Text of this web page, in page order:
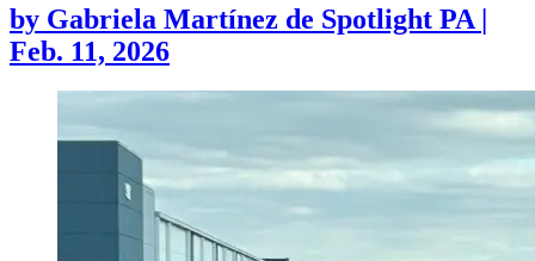
by Gabriela Martínez de Spotlight PA |
Feb. 11, 2026